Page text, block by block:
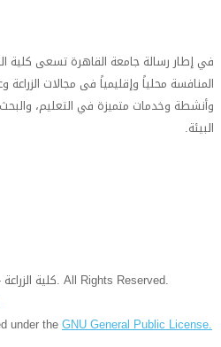
في إطار رسالة جامعة القاهرة تسعى كلية
المنافسة محلياً وإقليمياً فى مجالات
وأنشطة وخدمات متميزة في التعليم،
البيئة.
under theGNU General Public License.